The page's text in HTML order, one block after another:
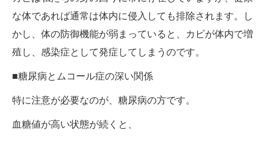
な体であれば通常は体内に侵入しても排除されます。し
かし、体の防御機能が弱まっていると、カビが体内で増
殖し、感染症として発症してしまうのです。
■糖尿病とムコール症の深い関係
特に注意が必要なのが、糖尿病の方です。
血糖値が高い状態が続くと、